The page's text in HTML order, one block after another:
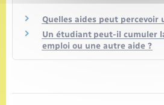
Quelles aides peut percevoir
Un étudiant peut-il cumuler
emploi ou une autre aide ?